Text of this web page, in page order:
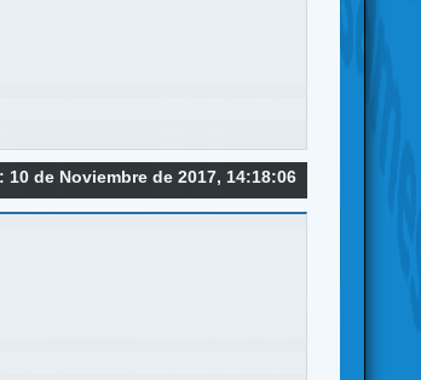
10 de Noviembre de 2017, 14:18:06